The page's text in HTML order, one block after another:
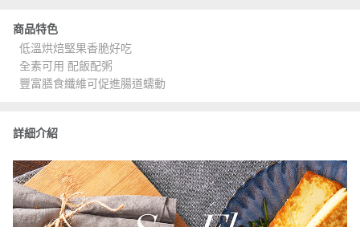
商品特色
低溫烘焙堅果香脆好吃
全素可用 配飯配粥
豐富膳食纖維可促進腸道蠕動
詳細介紹